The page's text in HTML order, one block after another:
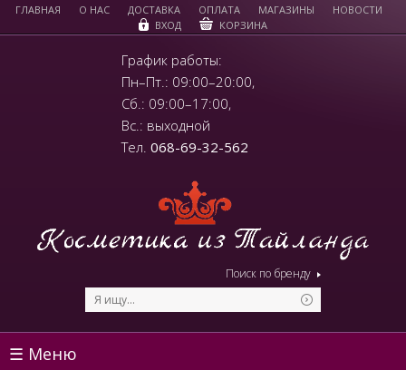
ГЛАВНАЯ О НАС ДОСТАВКА ОПЛАТА МАГАЗИНЫ
НОВОСТИ
ВХОД
КОРЗИНА
График работы:
Пн–Пт.: 09:00–20:00,
Сб.: 09:00–17:00,
Вс.: выходной
Тел. 068-69-32-562
Поиск по бренду
☰ Меню